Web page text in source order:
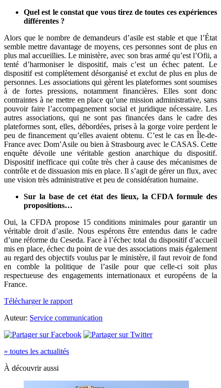
Quel est le constat que vous tirez de toutes ces expériences
différentes ?
Alors que le nombre de demandeurs d’asile est stable et que l’État
semble mettre davantage de moyens, ces personnes sont de plus en
plus mal accueillies. Le ministère, avec son bras armé qu’est l’Ofii, a
tenté d’harmoniser le dispositif, mais c’est un échec patent. Le
dispositif est complètement désorganisé et exclut de plus en plus de
personnes. Les associations qui gèrent les plateformes sont soumises
à de fortes pressions, notamment financières. Elles sont donc
contraintes à ne mettre en place qu’une mission administrative, sans
pouvoir faire l’accompagnement social et juridique nécessaire. Les
autres associations, qui ne sont pas financées dans le cadre des
plateformes sont, elles, débordées, prises à la gorge voire perdent le
peu de financement qu’elles avaient obtenu. C’est le cas en Île-de-
France avec Dom’Asile ou bien à Strasbourg avec le CASAS. Cette
enquête dévoile une véritable gestion anarchique du dispositif.
Dispositif inefficace qui coûte très cher à cause des mécanismes de
contrôle et de dissuasion mis en place. Il s’agit de gérer un flux, avec
une vision très administrative et peu de considération humaine.
Sur la base de cet état des lieux, la CFDA formule des
propositions…
Oui, la CFDA propose 15 conditions minimales pour garantir un
véritable droit d’asile. Nous espérons être entendus dans le cadre
d’une réforme du Ceseda. Face à l’échec total du dispositif d’accueil
mis en place, échec du point de vue des associations mais également
au regard des objectifs voulus par le ministère, il faut revoir de fond
en comble la politique de l’asile pour que celle-ci soit plus
respectueuse des engagements internationaux et européens de la
France.
Télécharger le rapport
Auteur: Service communication
» toutes les actualités
À découvrir aussi